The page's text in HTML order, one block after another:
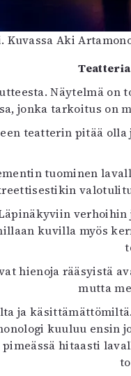
Kuvassa Aki
Näytelmä
jonka tarkoitus
teatterin pitää
tuominen
kuvilla myös
hienoja rääsyistä
mutta
ja
kuuluu ensin
hitaasti